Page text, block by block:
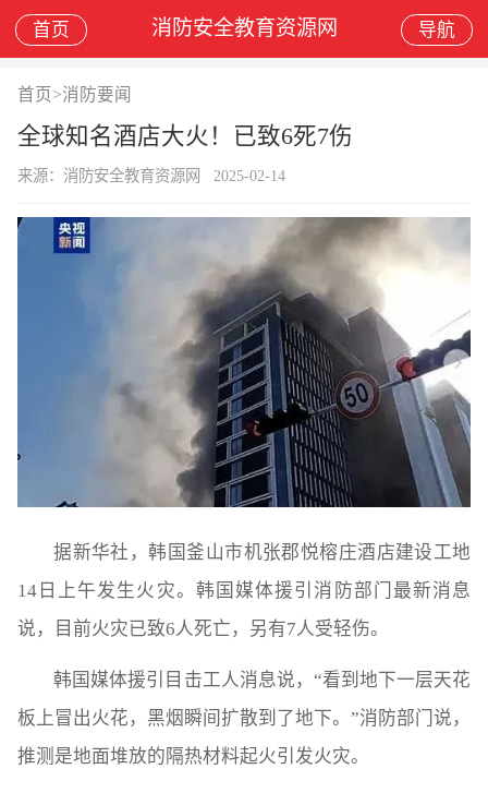
首页 消防安全教育资源网 导航
首页 >消防要闻
全球知名酒店大火！已致6死7伤
来源：消防安全教育资源网 2025-02-14
据新华社，韩国釜山市机张郡悦榕庄酒店建设工地
14日上午发生火灾。韩国媒体援引消防部门最新消息
说，目前火灾已致6人死亡，另有7人受轻伤。
韩国媒体援引目击工人消息说，“看到地下一层天花
板上冒出火花，黑烟瞬间扩散到了地下。”消防部门说，
推测是地面堆放的隔热材料起火引发火灾。